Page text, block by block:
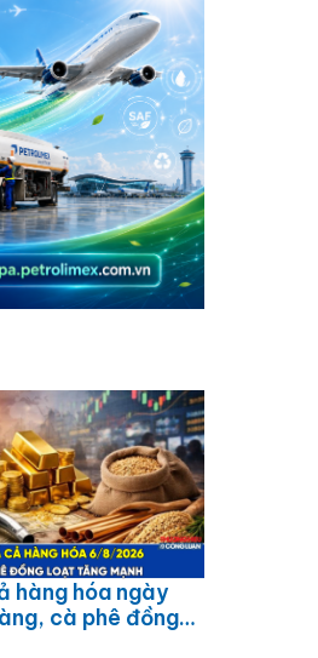
hàng hóa ngày
cà phê đồng